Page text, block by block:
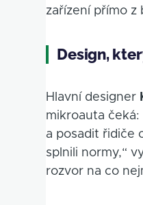
zařízení přímo z
Design,
Hlavní designer
mikroauta
a posadit řidiče
splnili normy,“
rozvor na co